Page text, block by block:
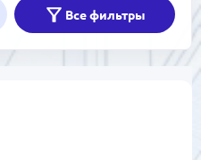
Все фильтры